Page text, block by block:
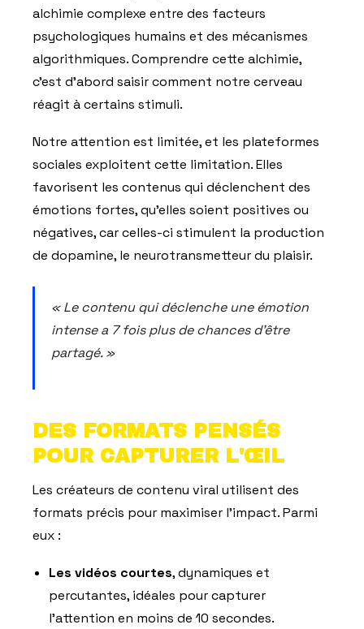
alchimie complexe entre des facteurs
psychologiques humains et des mécanismes
algorithmiques. Comprendre cette alchimie,
c'est d'abord saisir comment notre cerveau
réagit à certains stimuli.
Notre attention est limitée, et les plateformes
sociales exploitent cette limitation. Elles
favorisent les contenus qui déclenchent des
émotions fortes, qu'elles soient positives ou
négatives, car celles-ci stimulent la production
de dopamine, le neurotransmetteur du plaisir.
« Le contenu qui déclenche une émotion
intense a 7 fois plus de chances d'être
partagé. »
DES FORMATS PENSÉS
POUR CAPTURER L'ŒIL
Les créateurs de contenu viral utilisent des
formats précis pour maximiser l'impact. Parmi
eux :
Les vidéos courtes, dynamiques et
percutantes, idéales pour capturer
l'attention en moins de 10 secondes.